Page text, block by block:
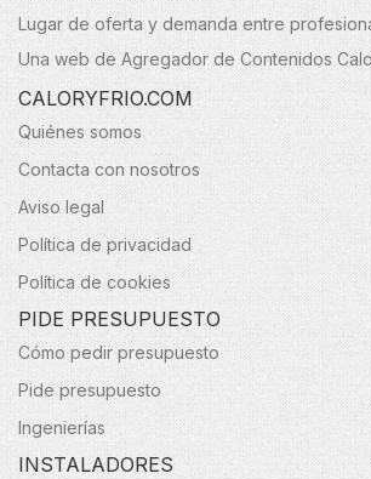
Lugar de oferta y demanda entre
Una web de Agregador de Contenidos
CALORYFRIO.COM
Quiénes somos
Contacta con nosotros
Aviso legal
Política de privacidad
Política de cookies
PIDE PRESUPUESTO
Cómo pedir presupuesto
Pide presupuesto
Ingenierías
INSTALADORES